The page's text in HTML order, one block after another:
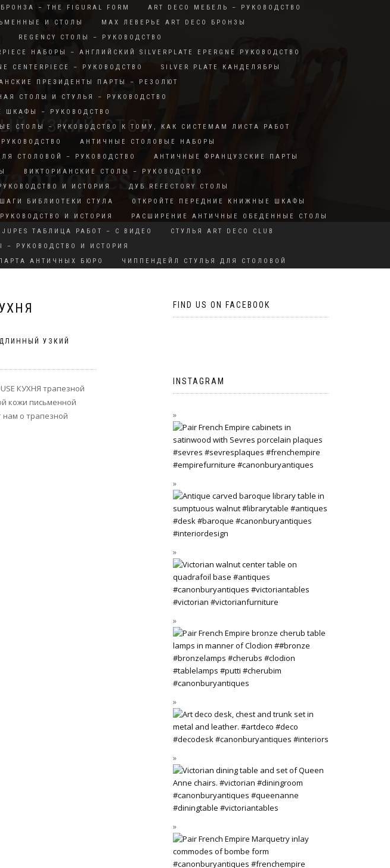
БРОНЗА – THE FIGURAL FORM
ART DECO МЕБЕЛЬ – РУКОВОДСТВО
И СТОЛЫ
MAX ЛЕВЕРЬЕ ART DECO БРОНЗЫ
REGENCY СТОЛЫ – РУКОВОДСТВО
НАБОРЫ – АНГЛИЙСКИЙ SILVERPLATE EPERGNE РУКОВОДСТВО
CENTERPIECE – РУКОВОДСТВО
SILVER PLATE КАНДЕЛЯБРЫ
ПРЕЗИДЕНТЫ ПАРТЫ – РЕЗОЛЮТ
СТОЛЫ И СТУЛЬЯ – РУКОВОДСТВО
– РУКОВОДСТВО
СТОЛЫ – РУКОВОДСТВО К ТОМУ, КАК СИСТЕМАМ ЛИСТА РАБОТ
АНТИЧНЫЕ СТОЛОВЫЕ НАБОРЫ
СТОЛОВОЙ – РУКОВОДСТВО
АНТИЧНЫЕ ФРАНЦУЗСКИЕ ПАРТЫ
ВИКТОРИАНСКИЕ СТОЛЫ – РУКОВОДСТВО
И ИСТОРИЯ
ДУБ REFECTORY СТОЛЫ
БИБЛИОТЕКИ СТУЛА
ОТКРОЙТЕ ПЕРЕДНИЕ КНИЖНЫЕ ШКАФЫ
И ИСТОРИЯ
РАСШИРЕНИЕ АНТИЧНЫЕ ОБЕДЕННЫЕ СТОЛЫ
ТАБЛИЦА РАБОТ – С ВИДЕО
СТУЛЬЯ ART DECO CLUB
– РУКОВОДСТВО И ИСТОРИЯ
АНТИЧНЫХ БЮРО
ЧИППЕНДЕЙЛ СТУЛЬЯ ДЛЯ СТОЛОВОЙ
УЗКИЙ СТОЛ
УЗКИЙ
КУХНЯ трапезной
кожи письменной
нам о трапезной
FIND US ON FACEBOOK
INSTAGRAM